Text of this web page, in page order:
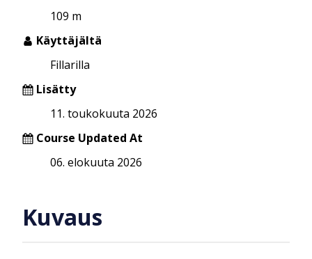
109 m
Käyttäjältä
Fillarilla
Lisätty
11. toukokuuta 2026
Course Updated At
06. elokuuta 2026
Kuvaus